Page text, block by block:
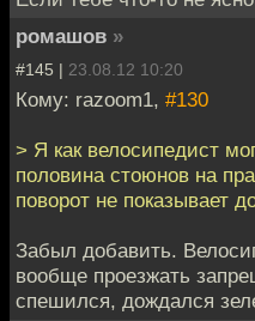
ромашов »
#145 | 23.08.12 10:20
Кому: razoom1, #130
> Я как велосипедист
половина стоюнов на
поворот не показывает
Забыл добавить.
вообще проезжать
спешился, дождался